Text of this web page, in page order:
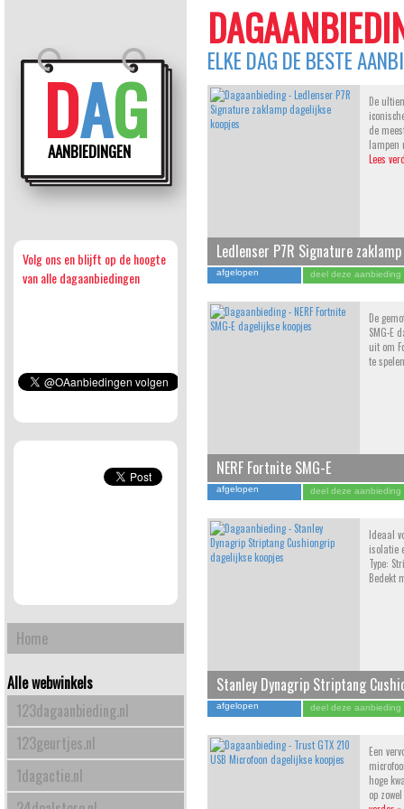
DAG
AANBIEDINGEN
Volg ons en blijft op de hoogte
van alle dagaanbiedingen
Home
Alle webwinkels
123dagaanbieding.nl
123geurtjes.nl
1dagactie.nl
ELKE DAG DE BESTE
De
de
lampen
Lees
Ledlenser P7R Signature zaklamp
afgelopen deel deze aanbieding
De
SMG-E
uit om
te
NERF Fortnite SMG-E
afgelopen deel deze aanbieding
Ideaal
isolatie
Type:
Bedekt
Stanley Dynagrip Striptang
afgelopen deel deze aanbieding
Een
hoge
op